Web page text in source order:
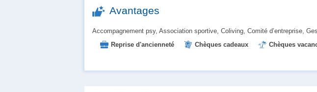
Avantages
Accompagnement psy, Association sportive, Coliving, Comité d’entreprise,
Reprise d'ancienneté
Chèques cadeaux Chèques